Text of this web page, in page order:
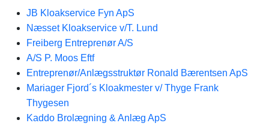
JB Kloakservice Fyn ApS
Næsset Kloakservice v/T. Lund
Freiberg Entreprenør A/S
A/S P. Moos Eftf
Entreprenør/Anlægsstruktør Ronald Bærentsen ApS
Mariager Fjord´s Kloakmester v/ Thyge Frank
Thygesen
Kaddo Brolægning & Anlæg ApS